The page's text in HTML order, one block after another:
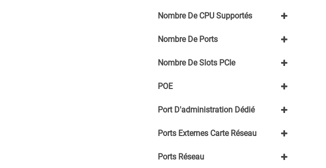
≤8C
Nombre De CPU Supportés
2
Nombre De Ports
48+
Nombre De Slots PCIe
3+
POE
Oui
Port D'administration Dédié
Ports Externes Carte Réseau
Ports Réseau